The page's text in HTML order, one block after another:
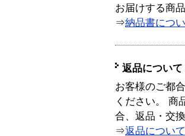
お届けする商
⇒納品書につ
返品について
お客様のご都
ください。 商
合、返品・交
⇒返品につい